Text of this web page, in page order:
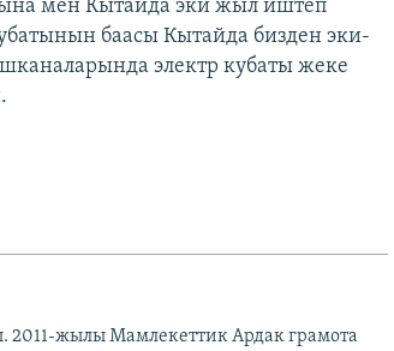
мен Кытайда эки жыл иштеп
баасы Кытайда бизден эки-
электр кубаты жеке
2011-жылы Мамлекеттик Ардак грамота